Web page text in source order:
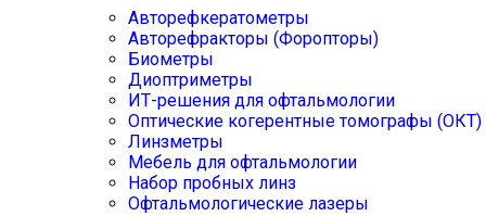
Авторефкератометры
Авторефракторы (Форопторы)
Биометры
Диоптриметры
ИТ-решения для офтальмологии
Оптические когерентные томографы (ОКТ)
Линзметры
Мебель для офтальмологии
Набор пробных линз
Офтальмологические лазеры